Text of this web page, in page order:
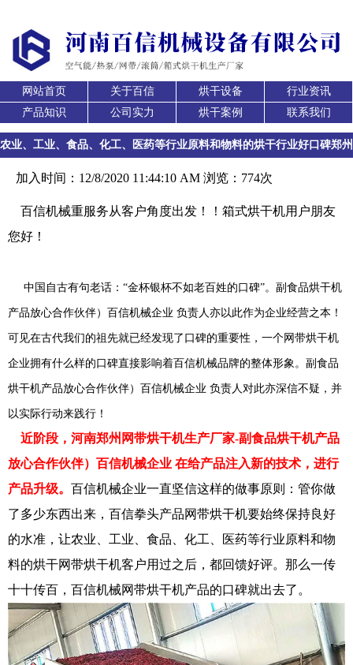
网站首页 关于百信 烘干设备
行业资讯
产品知识
公司实力 烘干案例 联系我们
农业、工业、食品、化工、医药等行业原料和物料的烘干行业好口碑郑州
网带烘干机厂家如何选择
加入时间：12/8/2020 11:44:10 AM 浏览：774次
百信机械重服务从客户角度出发！！箱式烘干机用户朋友
您好！
中国自古有句老话：“金杯银杯不如老百姓的口碑”。副食品烘干机
产品放心合作伙伴）百信机械企业 负责人亦以此作为企业经营之本！
可见在古代我们的祖先就已经发现了口碑的重要性，一个网带烘干机
企业拥有什么样的口碑直接影响着百信机械品牌的整体形象。副食品
烘干机产品放心合作伙伴）百信机械企业 负责人对此亦深信不疑，并
以实际行动来践行！
近阶段，河南郑州网带烘干机生产厂家-副食品烘干机产品
放心合作伙伴）百信机械企业 在给产品注入新的技术，进行
产品升级。
百信机械企业一直坚信这样的做事原则：管你做
了多少东西出来，百信拳头产品网带烘干机要始终保持良好
的水准，让农业、工业、食品、化工、医药等行业原料和物
料的烘干网带烘干机客户用过之后，都回馈好评。那么一传
十十传百，百信机械网带烘干机产品的口碑就出去了。